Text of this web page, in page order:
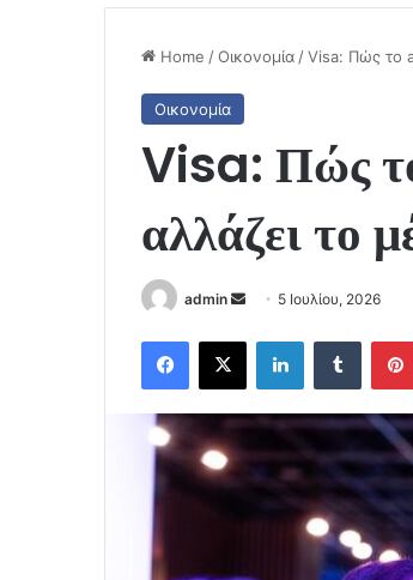
Home /Οικονομία /Visa: Πώς το
Οικονομία
Visa: Πώς
αλλάζει το
admin
Send
email
5 Ιουλίου, 2026
Facebook
X LinkedInTumblr